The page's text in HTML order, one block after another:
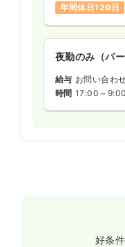
年間休日120日
夜勤のみ（パー
給与 お問い合わ
時間 17:00～9:00
好条